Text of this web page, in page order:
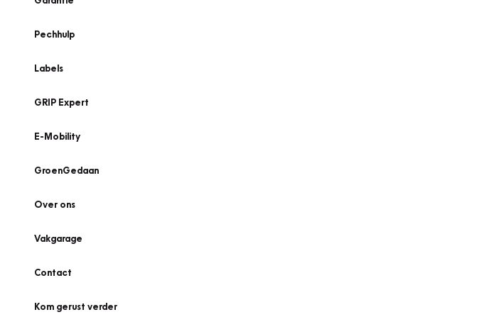
Pechhulp
Labels
GRIP Expert
E-Mobility
GroenGedaan
Over ons
Vakgarage
Contact
Kom gerust verder